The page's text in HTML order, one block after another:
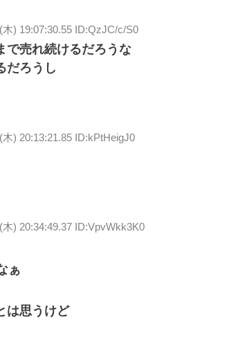
木) 19:07:30.55 ID:QzJC/c/S0
で売れ続けるだろうな
だろうし
木) 20:13:21.85 ID:kPtHeigJ0
木) 20:34:49.37 ID:VpvWkk3K0
ぁ
は思うけど